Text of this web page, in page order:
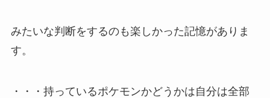
みたいな判断をするのも楽しかった記憶がありま
す。
・・・持っているポケモンかどうかは自分は全部